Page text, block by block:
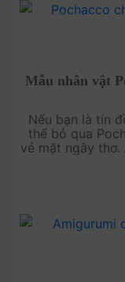
Mẫu nhân vật
Nếu bạn là tín
thể bỏ qua
vẻ mặt ngây thơ.